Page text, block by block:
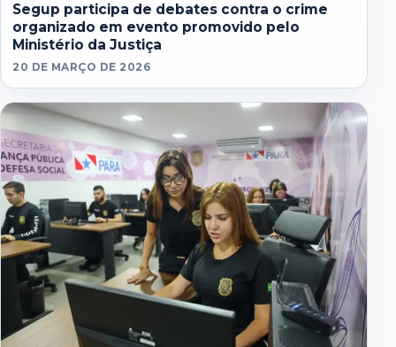
Segup participa de debates contra o crime
organizado em evento promovido pelo
Ministério da Justiça
20 DE MARÇO DE 2026